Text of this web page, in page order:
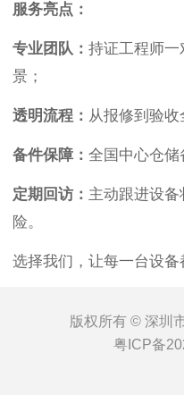
服务亮点‌：
专业团队‌： 持证工程师
景；
透明流程‌： 从报修到验收
备件保障‌： 全国中心仓储
定期回访‌： 主动跟进设
险。
选择我们，让每一台设备
版权所有 © 深圳
粤ICP备